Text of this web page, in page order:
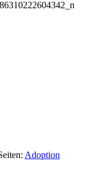
Adoption